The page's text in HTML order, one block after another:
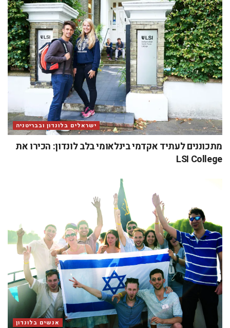
ישראלים בלונדון ובבריטניה
מתכוננים לעתיד אקדמי בינלאומי בלב לונדון: הכירו את
LSI College
אנשים בלונדון